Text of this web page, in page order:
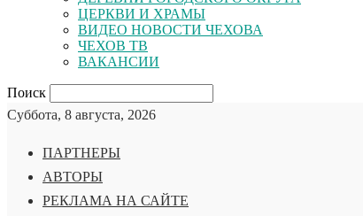
ЦЕРКВИ И ХРАМЫ
ВИДЕО НОВОСТИ ЧЕХОВА
ЧЕХОВ ТВ
ВАКАНСИИ
Поиск
Суббота, 8 августа, 2026
ПАРТНЕРЫ
АВТОРЫ
РЕКЛАМА НА САЙТЕ